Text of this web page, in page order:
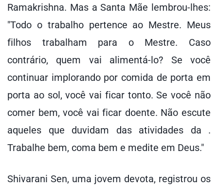
Ramakrishna. Mas a Santa Mãe lembrou-lhes:
"Todo o trabalho pertence ao Mestre. Meus
filhos trabalham para o Mestre. Caso
contrário, quem vai alimentá-lo? Se você
continuar implorando por comida de porta em
porta ao sol, você vai ficar tonto. Se você não
comer bem, você vai ficar doente. Não escute
aqueles que duvidam das atividades da .
Trabalhe bem, coma bem e medite em Deus."
Shivarani Sen, uma jovem devota, registrou os